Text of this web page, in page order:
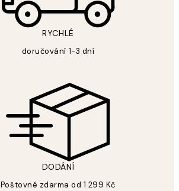
RYCHLÉ
doručování 1-3 dní
DODÁNÍ
Poštovné zdarma od 1 299 Kč